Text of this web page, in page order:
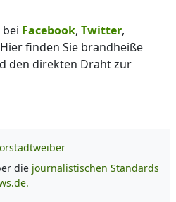
Facebook, Twitter,
finden Sie brandheiße
den direkten Draht zur
die journalistischen Standards